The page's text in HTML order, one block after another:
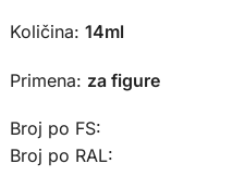
Količina: 14ml
Primena: za figure
Broj po FS:
Broj po RAL: